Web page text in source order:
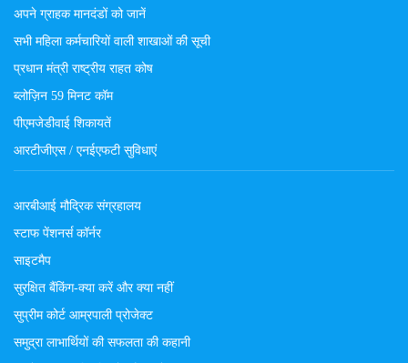
अपने ग्राहक मानदंडों को जानें
सभी महिला कर्मचारियों वाली शाखाओं की सूची
प्रधान मंत्री राष्ट्रीय राहत कोष
ब्लोज़िन 59 मिनट कॉम
पीएमजेडीवाई शिकायतें
आरटीजीएस / एनईएफटी सुविधाएं
आरबीआई मौद्रिक संग्रहालय
स्टाफ पेंशनर्स कॉर्नर
साइटमैप
सुरक्षित बैंकिंग-क्या करें और क्या नहीं
सुप्रीम कोर्ट आम्रपाली प्रोजेक्ट
समुद्रा लाभार्थियों की सफलता की कहानी